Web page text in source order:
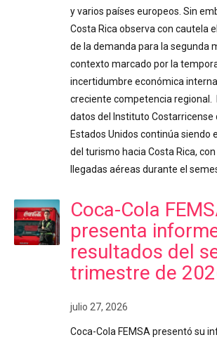
y varios países europeos. Sin
Costa Rica observa con cautela
de la demanda para la segunda
contexto marcado por la
incertidumbre económica
creciente competencia regional.
datos del Instituto Costarricense
Estados Unidos continúa siendo
del turismo hacia Costa Rica,
llegadas aéreas durante el
Coca-Cola
presenta
resultados del
trimestre de
julio 27, 2026
Coca-Cola FEMSA presentó su